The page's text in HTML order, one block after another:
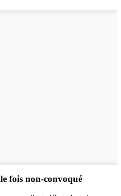
fois non-convoqué